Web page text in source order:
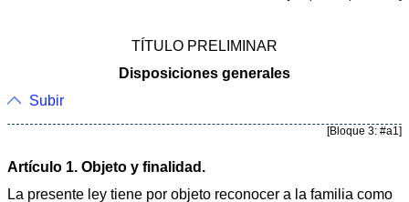
TÍTULO PRELIMINAR
Disposiciones generales
Subir
[Bloque 3: #a1]
Artículo 1. Objeto y finalidad.
La presente ley tiene por objeto reconocer a la familia como